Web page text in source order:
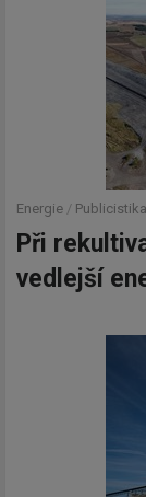
Energie / Publicistika
Při
vedlejší